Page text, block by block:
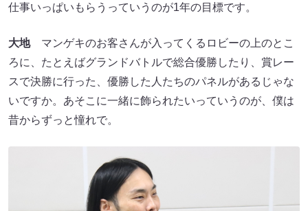
仕事いっぱいもらうっていうのが1年の目標です。
大地マンゲキのお客さんが入ってくるロビーの上のとこ
ろに、たとえばグランドバトルで総合優勝したり、賞レー
スで決勝に行った、優勝した人たちのパネルがあるじゃな
いですか。あそこに一緒に飾られたいっていうのが、僕は
昔からずっと憧れで。